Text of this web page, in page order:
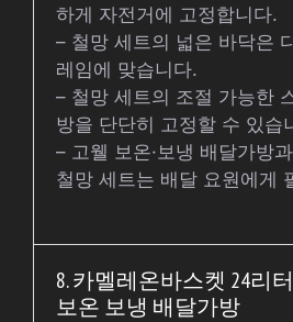
하게 자전거에 고정합니다.
– 철망 세트의 넓은 바닥은
레임에 맞습니다.
– 철망 세트의 조절 가능한
방을 단단히 고정할 수 있습
– 고웰 보온·보냉 배달가방
철망 세트는 배달 요원에게
8. 카멜레온바스켓 24리
보온 보냉 배달가방